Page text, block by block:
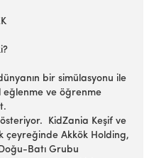
bir simülasyonu ile
eğlenme ve öğrenme
KidZania Keşif ve
çeyreğinde Akkök Holding,
Batı Grubu